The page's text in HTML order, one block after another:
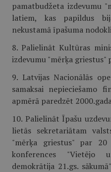
pamatbudžeta izdevumu
latiem, kas papildus
nekustamā īpašuma
8. Palielināt Kultūras
izdevumu "mērķa griestus"
9. Latvijas Nacionālās
samaksai nepieciešamo
apmērā paredzēt
10. Palielināt Īpašu
lietās sekretariātam
"mērķa griestus" par
konferences "Vietējo
demokrātija 21.gs.